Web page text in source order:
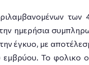
των
ημερήσια
έγκυο, με
Το φολικο